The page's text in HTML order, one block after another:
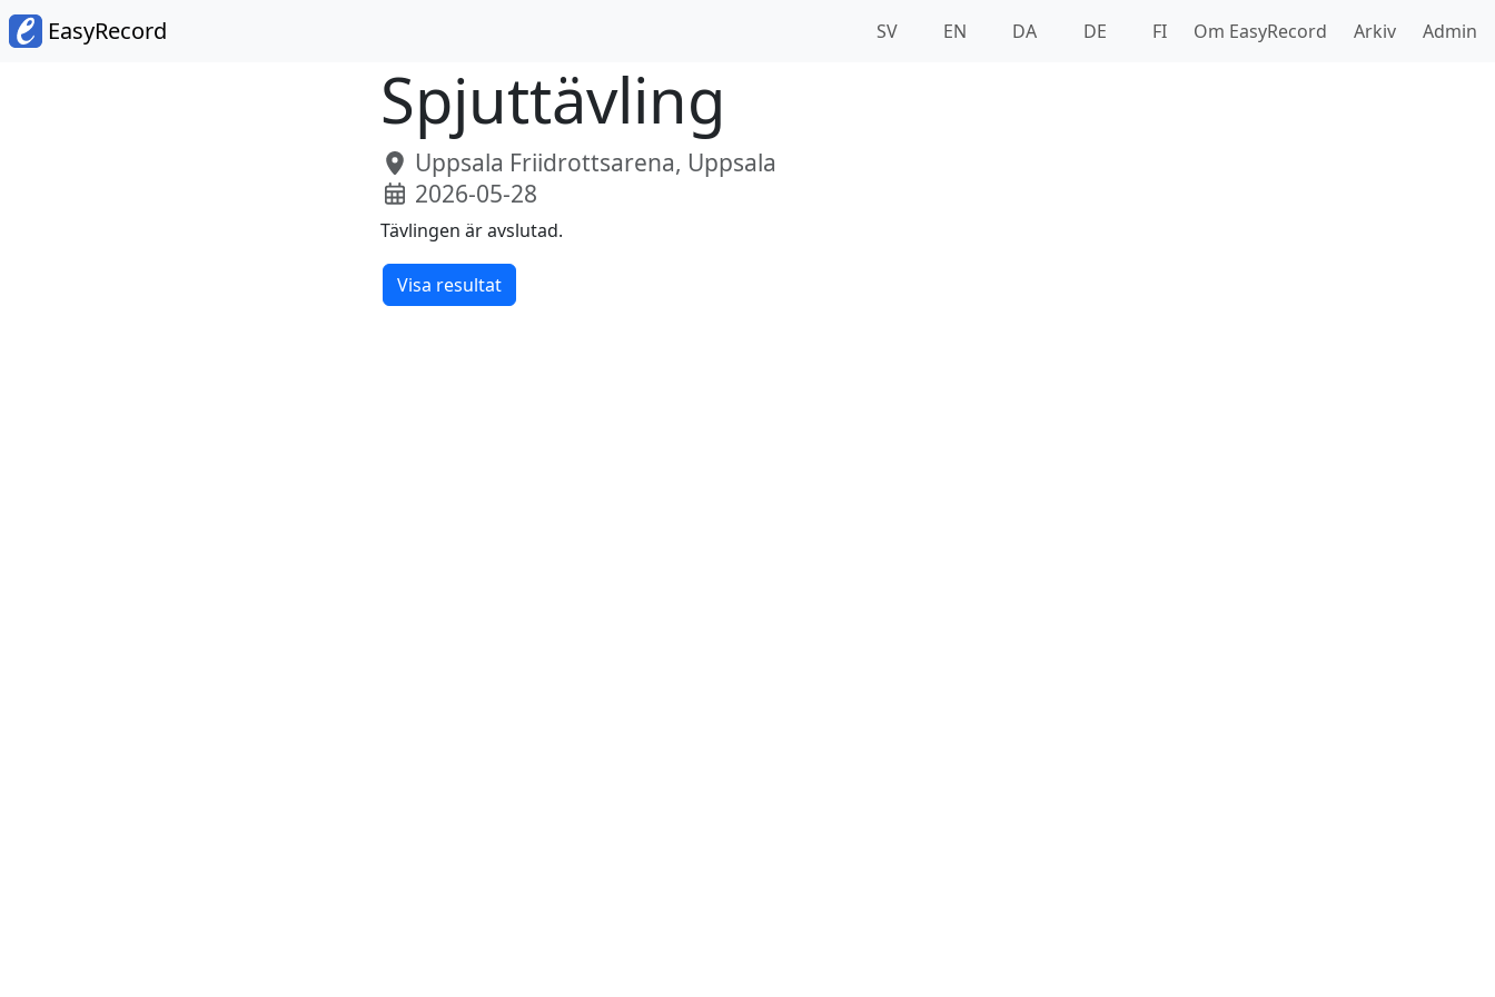
EasyRecord SV EN DA DE FI Om EasyRecord Arkiv Admin
Spjuttävling
Uppsala Friidrottsarena, Uppsala
2026-05-28
Tävlingen är avslutad.
Visa resultat